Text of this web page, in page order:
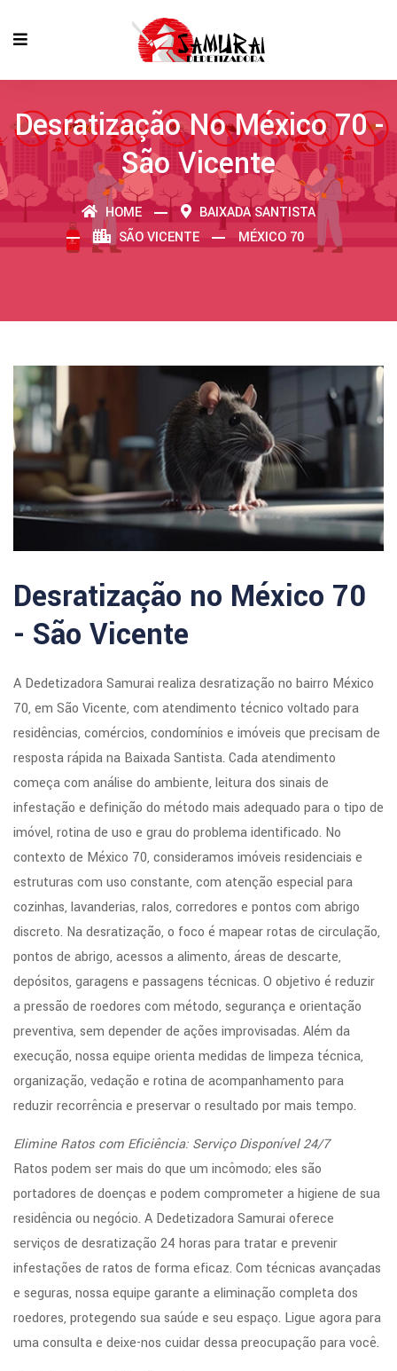
Desratização No México 70 -
São Vicente
HOME
BAIXADA SANTISTA
SÃO VICENTE
MÉXICO 70
Desratização no México 70
- São Vicente
A Dedetizadora Samurai realiza desratização no bairro México
70, em São Vicente, com atendimento técnico voltado para
residências, comércios, condomínios e imóveis que precisam de
resposta rápida na Baixada Santista. Cada atendimento
começa com análise do ambiente, leitura dos sinais de
infestação e definição do método mais adequado para o tipo de
imóvel, rotina de uso e grau do problema identificado. No
contexto de México 70, consideramos imóveis residenciais e
estruturas com uso constante, com atenção especial para
cozinhas, lavanderias, ralos, corredores e pontos com abrigo
discreto. Na desratização, o foco é mapear rotas de circulação,
pontos de abrigo, acessos a alimento, áreas de descarte,
depósitos, garagens e passagens técnicas. O objetivo é reduzir
a pressão de roedores com método, segurança e orientação
preventiva, sem depender de ações improvisadas. Além da
execução, nossa equipe orienta medidas de limpeza técnica,
organização, vedação e rotina de acompanhamento para
reduzir recorrência e preservar o resultado por mais tempo.
Elimine Ratos com Eficiência: Serviço Disponível 24/7
Ratos podem ser mais do que um incômodo; eles são
portadores de doenças e podem comprometer a higiene de sua
residência ou negócio. A Dedetizadora Samurai oferece
serviços de desratização 24 horas para tratar e prevenir
infestações de ratos de forma eficaz. Com técnicas avançadas
e seguras, nossa equipe garante a eliminação completa dos
roedores, protegendo sua saúde e seu espaço. Ligue agora para
uma consulta e deixe-nos cuidar dessa preocupação para você.